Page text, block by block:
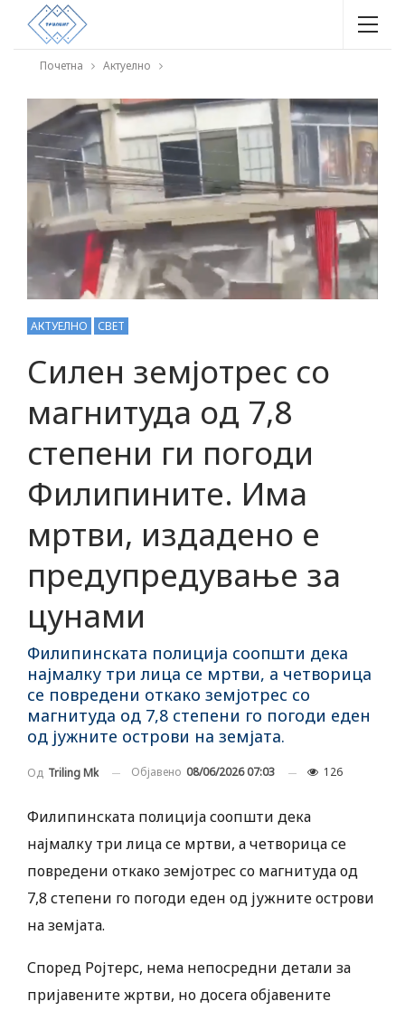
Почетна Актуелно
АКТУЕЛНО СВЕТ
Силен земјотрес со
магнитуда од 7,8
степени ги погоди
Филипините. Има
мртви, издадено е
предупредување за
цунами
Филипинската полиција соопшти дека
најмалку три лица се мртви, а четворица
се повредени откако земјотрес со
магнитуда од 7,8 степени го погоди еден
од јужните острови на земјата.
Од Triling Mk Објавено 08/06/2026 07:03 126
Филипинската полиција соопшти дека
најмалку три лица се мртви, а четворица се
повредени откако земјотрес со магнитуда од
7,8 степени го погоди еден од јужните острови
на земјата.
Според Ројтерс, нема непосредни детали за
пријавените жртви, но досега објавените